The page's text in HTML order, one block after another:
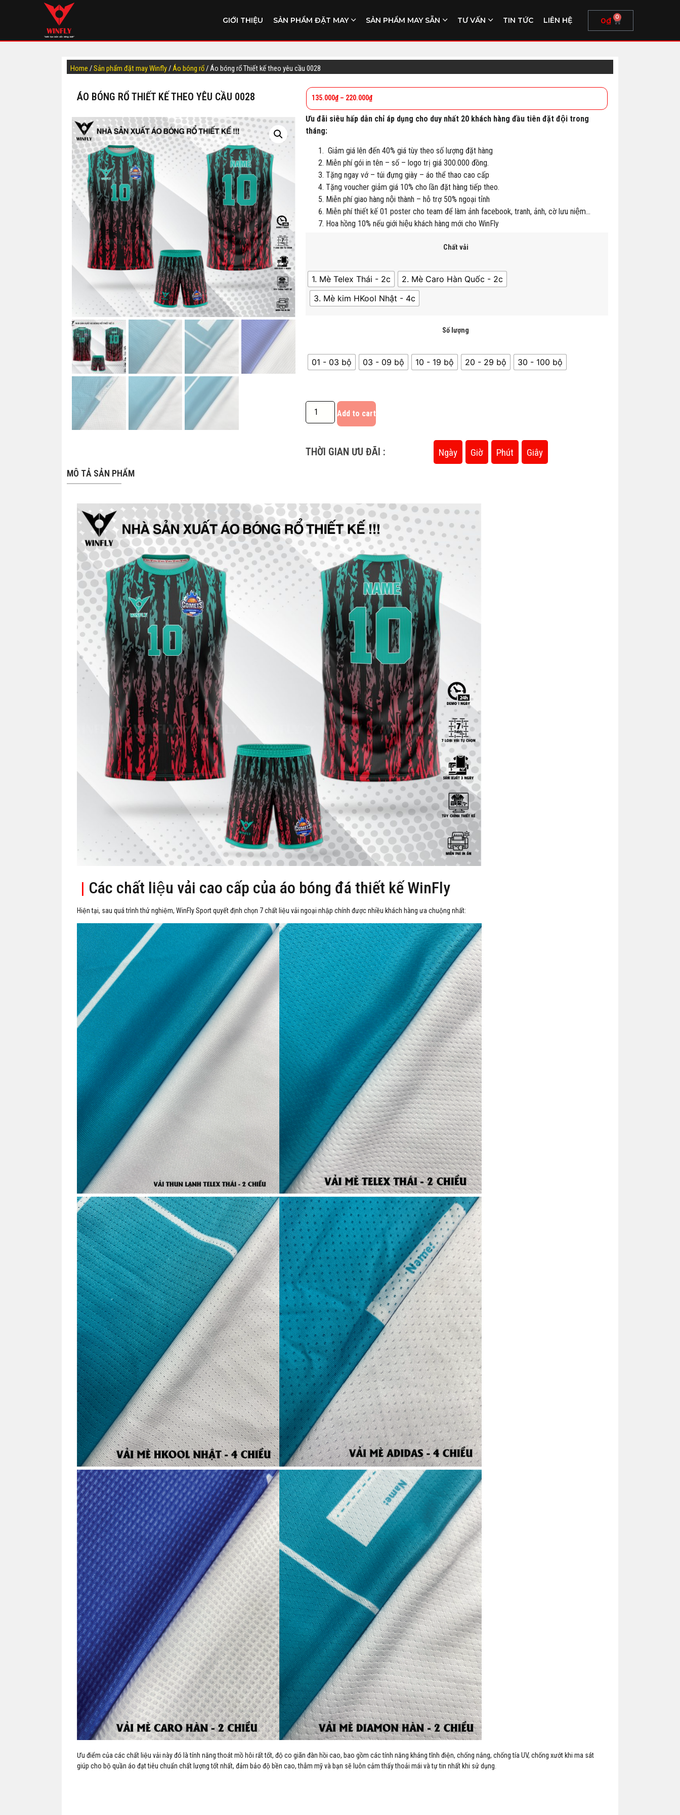
GIỚI THIỆU SẢN PHẨM ĐẶT MAY SẢN PHẨM MAY SẴN TƯ VẤN TIN TỨC LIÊN HỆ 0₫ 0
Home /Sản phẩm đặt may Winfly/Áo bóng rổ/ Áo bóng rổ Thiết kế theo yêu cầu 0028
ÁO BÓNG RỔ THIẾT KẾ THEO YÊU CẦU 0028 135.000₫– 220.000₫
Ưu đãi siêu hấp dẫn chỉ áp dụng cho duy nhất 20 khách hàng đầu tiên đặt đội trong
tháng:
Giảm giá lên đến 40% giá tùy theo số lượng đặt hàng
Miễn phí gói in tên – số – logo trị giá 300.000 đồng.
Tặng ngay vớ – túi đựng giày – áo thể thao cao cấp
Tặng voucher giảm giá 10% cho lần đặt hàng tiếp theo.
Miễn phí giao hàng nội thành – hỗ trợ 50% ngoại tỉnh
Miễn phí thiết kế 01 poster cho team để làm ảnh facebook, tranh, ảnh, cờ lưu niệm…
Hoa hồng 10% nếu giới hiệu khách hàng mới cho WinFly
Chất vải
1. Mè Telex Thái - 2c
2. Mè Caro Hàn Quốc - 2c
3. Mè kim HKool Nhật - 4c
Số lượng
01 - 03 bộ 03 - 09 bộ 10 - 19 bộ 20 - 29 bộ 30 - 100 bộ
Add to cart
THỜI GIAN ƯU ĐÃI : Ngày Giờ Phút Giây
MÔ TẢ SẢN PHẨM
| Các chất liệu vải cao cấp của áo bóng đá thiết kế WinFly
Hiện tại, sau quá trình thử nghiệm, WinFly Sport quyết định chọn 7 chất liệu vải ngoại nhập chính được nhiều khách hàng ưa chuộng nhất:
Ưu điểm của các chất liệu vải này đó là tính năng thoát mồ hôi rất tốt, độ co giãn đàn hồi cao, bao gồm các tính năng kháng tĩnh điện, chống nắng, chống tía UV, chống xướt khi ma sát
giúp cho bộ quần áo đạt tiêu chuẩn chất lượng tốt nhất, đảm bảo độ bền cao, thẫm mỹ và bạn sẽ luôn cảm thấy thoải mái và tự tin nhất khi sử dụng.